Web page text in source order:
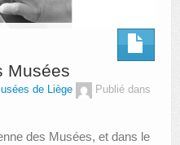
Musées
de Liège
Publié dans
des Musées, et dans le